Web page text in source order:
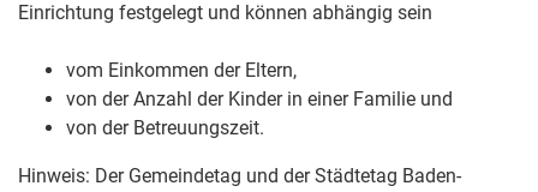
Einrichtung festgelegt und können abhängig sein
vom Einkommen der Eltern,
von der Anzahl der Kinder in einer Familie und
von der Betreuungszeit.
Hinweis: Der Gemeindetag und der Städtetag Baden-